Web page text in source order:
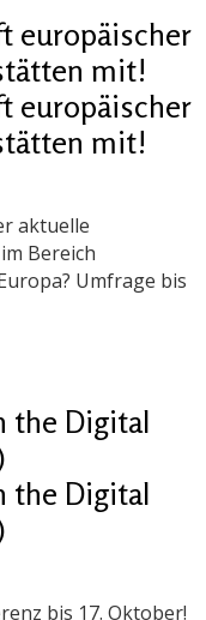
europäischer
mit!
europäischer
mit!
aktuelle
Bereich
Umfrage bis
the Digital
the Digital
bis 17. Oktober!